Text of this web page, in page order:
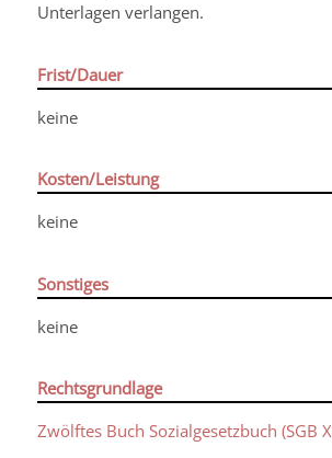
Unterlagen verlangen.
Frist/Dauer
keine
Kosten/Leistung
keine
Sonstiges
keine
Rechtsgrundlage
Zwölftes Buch Sozialgesetzbuch (SGB